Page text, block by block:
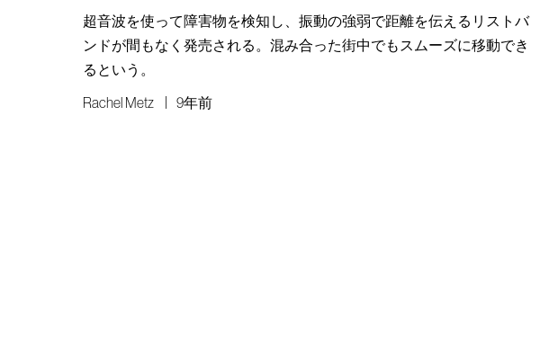
超音波を使って障害物を検知し、振動の強弱で距離を伝えるリストバ
ンドが間もなく発売される。混み合った街中でもスムーズに移動でき
るという。
Rachel Metz 9年前